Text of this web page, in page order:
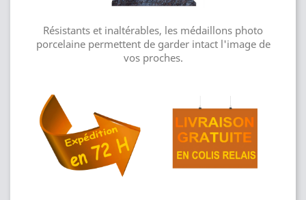
Résistants et inaltérables, les médaillons photo
porcelaine permettent de garder intact l'image de
vos proches.